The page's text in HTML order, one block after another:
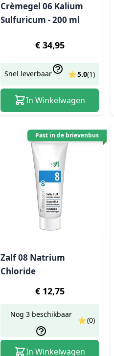
Crèmegel 06 Kalium
Sulfuricum - 200 ml
€ 34,95
Snel leverbaar 5.0(1)
In Winkelwagen
Past in de brievenbus
Zalf 08 Natrium
Chloride
€ 12,75
Nog 3 beschikbaar
(0)
In Winkelwagen